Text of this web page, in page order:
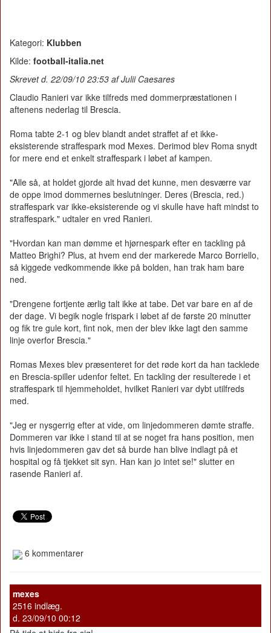
Kategori: Klubben
Kilde: football-italia.net
Skrevet d. 22/09/10 23:53 af Julii Caesares
Claudio Ranieri var ikke tilfreds med dommerpræstationen i
aftenens nederlag til Brescia.
Roma tabte 2-1 og blev blandt andet straffet af et ikke-
eksisterende straffespark mod Mexes. Derimod blev Roma snydt
for mere end et enkelt straffespark i løbet af kampen.
"Alle så, at holdet gjorde alt hvad det kunne, men desværre var
de oppe imod dommernes beslutninger. Deres (Brescia, red.)
straffespark var ikke-eksisterende og vi skulle have haft mindst to
straffespark." udtaler en vred Ranieri.
"Hvordan kan man dømme et hjørnespark efter en tackling på
Matteo Brighi? Plus, at hvem end der markerede Marco Borriello,
så kiggede vedkommende ikke på bolden, han trak ham bare
ned.
"Drengene fortjente ærlig talt ikke at tabe. Det var bare en af de
der dage. Vi begik nogle frispark i løbet af de første 20 minutter
og fik tre gule kort, fint nok, men der blev ikke lagt den samme
linje overfor Brescia."
Romas Mexes blev præsenteret for det røde kort da han tacklede
en Brescia-spiller udenfor feltet. En tackling der resulterede i et
straffespark til hjemmeholdet, hvilket Ranieri var dybt utilfreds
med.
"Jeg er nysgerrig efter at vide, om linjedommeren dømte straffe.
Dommeren var ikke i stand til at se noget fra hans position, men
hvis linjedommeren gav det så burde han blive indlagt på et
hospital og få tjekket sit syn. Han kan jo intet se!" slutter en
rasende Ranieri af.
6 kommentarer
mexes
2516 indlæg.
d. 23/09/10 00:12